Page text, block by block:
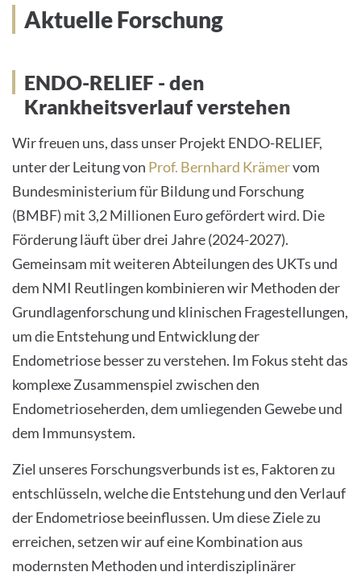
Aktuelle Forschung
ENDO-RELIEF - den
Krankheitsverlauf verstehen
Wir freuen uns, dass unser Projekt ENDO-RELIEF,
unter der Leitung von Prof. Bernhard Krämervom
Bundesministerium für Bildung und Forschung
(BMBF) mit 3,2 Millionen Euro gefördert wird. Die
Förderung läuft über drei Jahre (2024-2027).
Gemeinsam mit weiteren Abteilungen des UKTs und
dem NMI Reutlingen kombinieren wir Methoden der
Grundlagenforschung und klinischen Fragestellungen,
um die Entstehung und Entwicklung der
Endometriose besser zu verstehen. Im Fokus steht das
komplexe Zusammenspiel zwischen den
Endometrioseherden, dem umliegenden Gewebe und
dem Immunsystem.
Ziel unseres Forschungsverbunds ist es, Faktoren zu
entschlüsseln, welche die Entstehung und den Verlauf
der Endometriose beeinflussen. Um diese Ziele zu
erreichen, setzen wir auf eine Kombination aus
modernsten Methoden und interdisziplinärer